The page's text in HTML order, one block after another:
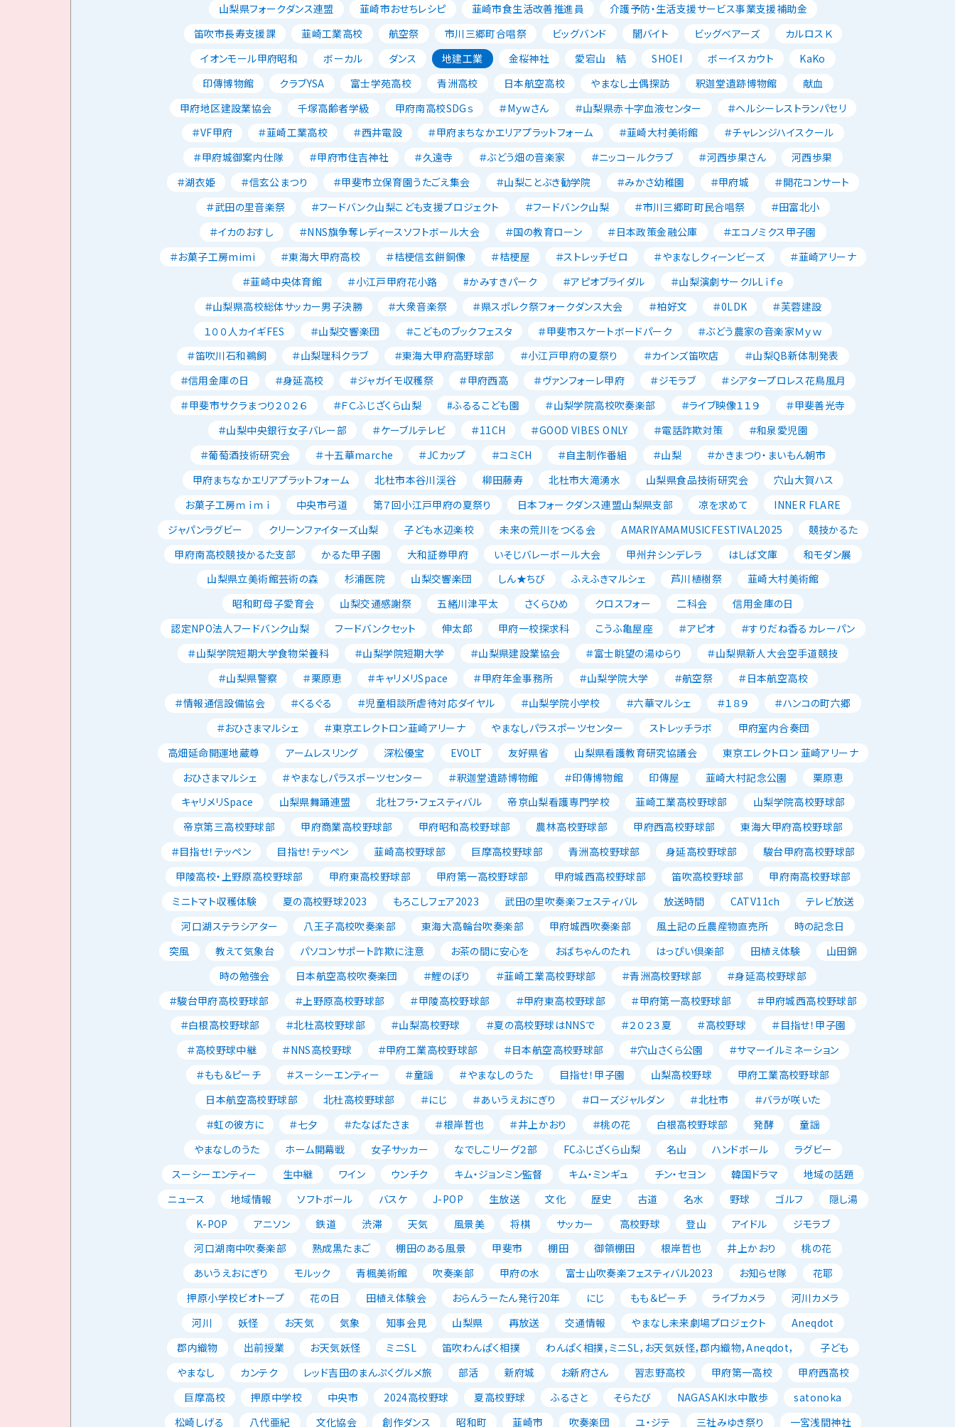
山梨県フォークダンス連盟
韮崎市おせちレシピ 韮崎市食生活改善推進員
介護予防・生活支援サービス事業支援補助金
笛吹市長寿支援課
韮崎工業高校 航空祭 市川三郷町合唱祭 ビッグバンド 闇バイト ビッグベアーズ
カルロスＫ
イオンモール甲府昭和
ボーカル ダンス 地建工業 金桜神社 愛宕山 結 SHOEI ボーイスカウト
KaKo
印傳博物館
クラブYSA 富士学苑高校 青洲高校 日本航空高校 やまなし土偶探訪 釈迦堂遺跡博物館
献血
甲府地区建設業協会
千塚高齢者学級 甲府南高校SDGｓ ＃Mｙwさん ＃山梨県赤十字血液センター
＃ヘルシーレストランパセリ
＃VF甲府
＃韮崎工業高校 ＃西井電設 ＃甲府まちなかエリアプラットフォーム ＃韮崎大村美術館
＃チャレンジハイスクール
＃甲府城御案内仕隊
＃甲府市住吉神社 ＃久遠寺 ＃ぶどう畑の音楽家 ＃ニッコールクラブ ＃河西歩果さん
河西歩果
＃湖衣姫
＃信玄公まつり ＃甲斐市立保育園うたごえ集会 ＃山梨ことぶき勧学院 ＃みかさ幼稚園 ＃甲府城
＃開花コンサート
＃武田の里音楽祭
＃フードバンク山梨こども支援プロジェクト ＃フードバンク山梨 ＃市川三郷町町民合唱祭
＃田富北小
＃イカのおすし
＃NNS旗争奪レディースソフトボール大会 ＃国の教育ローン ＃日本政策金融公庫
＃エコノミクス甲子園
＃お菓子工房mimi
＃東海大甲府高校 ＃桔梗信玄餅銅像 ＃桔梗屋 ＃ストレッチゼロ ＃やまなしクィーンビーズ
＃韮崎アリーナ
＃韮崎中央体育館
＃小江戸甲府花小路 #かみすきパーク ＃アピオブライダル
＃山梨演劇サークルLｉｆｅ
＃山梨県高校総体サッカー男子決勝
＃大衆音楽祭 ＃県スポレク祭フォークダンス大会 ＃柏好文 ＃0LDK
＃芙蓉建設
１００人カイギFES
＃山梨交響楽団 ＃こどものブックフェスタ ＃甲斐市スケートボードパーク
＃ぶどう農家の音楽家Ｍｙｗ
＃笛吹川石和鵜飼
＃山梨理科クラブ ＃東海大甲府高野球部 ＃小江戸甲府の夏祭り ＃カインズ笛吹店
＃山梨QB新体制発表
＃信用金庫の日
＃身延高校 ＃ジャガイモ収穫祭 ＃甲府西高 ＃ヴァンフォーレ甲府 ＃ジモラブ
＃シアタープロレス花鳥風月
＃甲斐市サクラまつり２０２６
＃ＦＣふじざくら山梨 #ふるるこども園 ＃山梨学院高校吹奏楽部 ＃ライブ映像１１９
＃甲斐善光寺
＃山梨中央銀行女子バレー部
＃ケーブルテレビ ＃11CH ＃GOOD VIBES ONLY ＃電話詐欺対策
＃和泉愛児園
＃葡萄酒技術研究会
＃十五華marche ＃JCカップ ＃コミCH ＃自主制作番組 ＃山梨
＃かきまつり・まいもん朝市
甲府まちなかエリアプラットフォーム
北杜市本谷川渓谷 柳田藤寿 北杜市大滝湧水 山梨県食品技術研究会
穴山大賀ハス
お菓子工房ｍｉｍｉ
中央市弓道 第７回小江戸甲府の夏祭り 日本フォークダンス連盟山梨県支部 凉を求めて
INNER FLARE
ジャパンラグビー
クリーンファイターズ山梨 子ども水辺楽校 未来の荒川をつくる会 AMARIYAMAMUSICFESTIVAL2025
競技かるた
甲府南高校競技かるた支部
かるた甲子園 大和証券甲府 いそじバレーボール大会 甲州弁シンデレラ はしば文庫
和モダン展
山梨県立美術館芸術の森
杉浦医院 山梨交響楽団 しん★ちび ふえふきマルシェ 芦川植樹祭
韮崎大村美術館
昭和町母子愛育会
山梨交通感謝祭 五緒川津平太 さくらひめ クロスフォー 二科会
信用金庫の日
認定NPO法人フードバンク山梨
フードバンクセット 伸太郎 甲府一校探求科 こうふ亀屋座 ＃アピオ
＃すりだね香るカレーパン
＃山梨学院短期大学食物栄養科
＃山梨学院短期大学 ＃山梨県建設業協会 ＃富士眺望の湯ゆらり
＃山梨県新人大会空手道競技
＃山梨県警察
＃栗原恵 ＃キャリメリSpace ＃甲府年金事務所 ＃山梨学院大学 ＃航空祭
＃日本航空高校
＃情報通信設備協会
＃くるぐる ＃児童相談所虐待対応ダイヤル ＃山梨学院小学校 ＃六華マルシェ ＃１８９
＃ハンコの町六郷
＃おひさまマルシェ
＃東京エレクトロン韮崎アリーナ やまなしパラスポーツセンター ストレッチラボ
甲府室内合奏団
高畑延命開運地蔵尊
アームレスリング 深松優宝 EVOLT 友好県省 山梨県看護教育研究協議会
東京エレクトロン 韮崎アリーナ
おひさまマルシェ
＃やまなしパラスポーツセンター ＃釈迦堂遺跡博物館 ＃印傳博物館 印傳屋 韮崎大村記念公園
栗原恵
キャリメリSpace
山梨県舞踊連盟 北杜フラ・フェスティバル 帝京山梨看護専門学校 韮崎工業高校野球部
山梨学院高校野球部
帝京第三高校野球部
甲府商業高校野球部 甲府昭和高校野球部 農林高校野球部 甲府西高校野球部
東海大甲府高校野球部
＃目指せ！テッペン
目指せ！テッペン 韮崎高校野球部 巨摩高校野球部 青洲高校野球部 身延高校野球部
駿台甲府高校野球部
甲陵高校・上野原高校野球部
甲府東高校野球部 甲府第一高校野球部 甲府城西高校野球部 笛吹高校野球部
甲府南高校野球部
ミニトマト収穫体験
夏の高校野球2023 もろこしフェア2023 武田の里吹奏楽フェスティバル 放送時間 CATV11ch
テレビ放送
河口湖ステラシアター
八王子高校吹奏楽部 東海大高輪台吹奏楽部 甲府城西吹奏楽部 風土記の丘農産物直売所
時の記念日
突風
教えて気象台 パソコンサポート詐欺に注意 お茶の間に安心を おばちゃんのたれ はっぴい倶楽部 田植え体験
山田錦
時の勉強会
日本航空高校吹奏楽団 ＃鯉のぼり ＃韮崎工業高校野球部 ＃青洲高校野球部
＃身延高校野球部
＃駿台甲府高校野球部
＃上野原高校野球部 ＃甲陵高校野球部 ＃甲府東高校野球部 ＃甲府第一高校野球部
＃甲府城西高校野球部
＃白根高校野球部
＃北杜高校野球部 ＃山梨高校野球 ＃夏の高校野球はNNSで ＃２０２３夏 ＃高校野球
＃目指せ！甲子園
＃高校野球中継
＃NNS高校野球 ＃甲府工業高校野球部 ＃日本航空高校野球部 ＃穴山さくら公園
＃サマーイルミネーション
＃もも＆ピーチ
＃スーシーエンティー ＃童謡 ＃やまなしのうた 目指せ！甲子園 山梨高校野球
甲府工業高校野球部
日本航空高校野球部
北杜高校野球部 ＃にじ ＃あいうえおにぎり ＃ローズジャルダン ＃北杜市
＃バラが咲いた
＃虹の彼方に
＃七夕 ＃たなばたさま ＃根岸哲也 ＃井上かおり ＃桃の花 白根高校野球部 発酵
童謡
やまなしのうた
ホーム開幕戦 女子サッカー なでしこリーグ２部 FCふじざくら山梨 名山 ハンドボール
ラグビー
スーシーエンティー
生中継 ワイン ウンチク キム・ジョンミン監督 キム・ミンギュ チン・セヨン 韓国ドラマ
地域の話題
ニュース
地域情報 ソフトボール バスケ J-POP 生放送 文化 歴史 古道 名水 野球 ゴルフ
隠し湯
K-POP
アニソン 鉄道 渋滞 天気 風景美 将棋 サッカー 高校野球 登山 アイドル
ジモラブ
河口湖南中吹奏楽部
熟成黒たまご 棚田のある風景 甲斐市 棚田 御領棚田 根岸哲也 井上かおり
桃の花
あいうえおにぎり
モルック 青楓美術館 吹奏楽部 甲府の水 富士山吹奏楽フェスティバル2023 お知らせ隊
花耶
押原小学校ビオトープ
花の日 田植え体験会 おらんうーたん発行20年 にじ もも＆ピーチ ライブカメラ
河川カメラ
河川
妖怪 お天気 気象 知事会見 山梨県 再放送 交通情報 やまなし未来劇場プロジェクト
Aneqdot
郡内織物
出前授業 お天気妖怪 ミニSL 笛吹わんぱく相撲 わんぱく相撲，ミニSL，お天気妖怪，郡内織物，Aneqdot，
子ども
やまなし
カンテク レッド吉田のまんぷくグルメ旅 部活 新府城 お新府さん 習志野高校 甲府第一高校
甲府西高校
巨摩高校
押原中学校 中央市 2024高校野球 夏高校野球 ふるさと そらたび NAGASAKI水中散歩
satonoka
松崎しげる
八代亜紀 文化協会 創作ダンス 昭和町 韮崎市 吹奏楽団 ユ・ジテ 三社みゆき祭り 一宮浅間神社